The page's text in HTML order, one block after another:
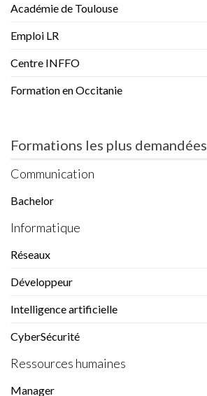
Académie de Toulouse
Emploi LR
Centre INFFO
Formation en Occitanie
Formations les plus demandées
Communication
Bachelor
Informatique
Réseaux
Développeur
Intelligence artificielle
CyberSécurité
Ressources humaines
Manager